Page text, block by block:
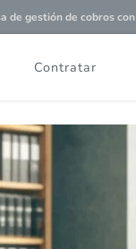
de gestión de cobros con
Contratar